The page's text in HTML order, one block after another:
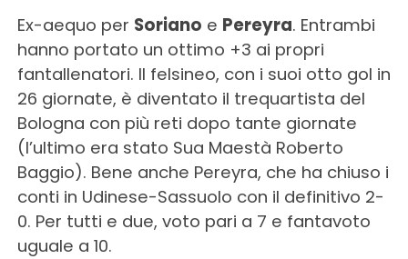
Ex-aequo per Soriano e Pereyra. Entrambi
hanno portato un ottimo +3 ai propri
fantallenatori. Il felsineo, con i suoi otto gol in
26 giornate, è diventato il trequartista del
Bologna con più reti dopo tante giornate
(l’ultimo era stato Sua Maestà Roberto
Baggio). Bene anche Pereyra, che ha chiuso i
conti in Udinese-Sassuolo con il definitivo 2-
0. Per tutti e due, voto pari a 7 e fantavoto
uguale a 10.